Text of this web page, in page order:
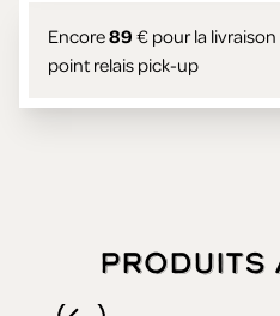
Encore89 € pour la
point relais pick-up
Produits